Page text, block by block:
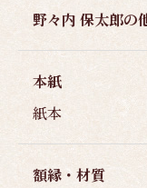
野々内 保太郎の
本紙
紙本
額縁・材質